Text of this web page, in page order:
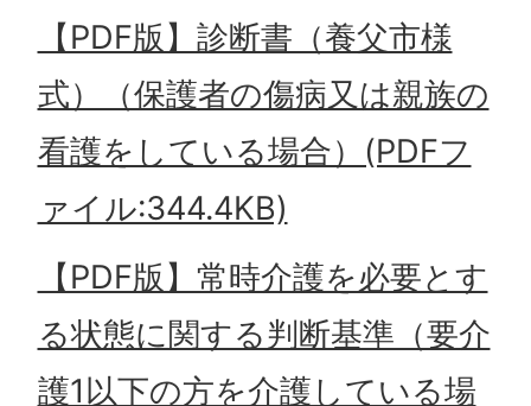
【PDF版】診断書（養父市様
式）（保護者の傷病又は親族の
看護をしている場合）(PDFフ
ァイル:344.4KB)
【PDF版】常時介護を必要とす
る状態に関する判断基準（要介
護1以下の方を介護している場